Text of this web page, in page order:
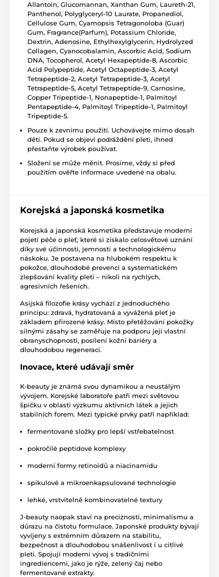
Allantoin, Glucomannan, Xanthan Gum, Laureth-21,
Panthenol, Polyglyceryl-10 Laurate, Propanediol,
Cellulose Gum, Cyamopsis Tetragonoloba (Guar)
Gum, Fragrance(Parfum), Potassium Chloride,
Dextrin, Adenosine, Ethylhexylglycerin, Hydrolyzed
Collagen, Cyanocobalamin, Ascorbic Acid, Sodium
DNA, Tocopherol, Acetyl Hexapeptide-8, Ascorbic
Acid Polypeptide, Acetyl Octapeptide-3, Acetyl
Tetrapeptide-2, Acetyl Tetrapeptide-3, Acetyl
Tetrapeptide-5, Acetyl Tetrapeptide-9, Carnosine,
Copper Tripeptide-1, Nonapeptide-1, Palmitoyl
Pentapeptide-4, Palmitoyl Tripeptide-1, Palmitoyl
Tripeptide-5.
Pouze k zevnímu použití. Uchovávejte mimo dosah
dětí. Pokud se objeví podráždění pleti, ihned
přestaňte výrobek používat.
Složení se může měnit. Prosíme, vždy si před
použitím ověřte informace uvedené na obalu.
Korejská a japonská kosmetika
Korejská a japonská kosmetika představuje moderní
pojetí péče o pleť, které si získalo celosvětové uznání
díky své účinnosti, jemnosti a technologickému
náskoku. Je postavena na hlubokém respektu k
pokožce, dlouhodobé prevenci a systematickém
zlepšování kvality pleti – nikoli na rychlých,
agresivních řešeních.
Asijská filozofie krásy vychází z jednoduchého
principu: zdravá, hydratovaná a vyvážená pleť je
základem přirozené krásy. Místo přetěžování pokožky
silnými zásahy se zaměřuje na podporu její vlastní
obranyschopnosti, posílení kožní bariéry a
dlouhodobou regeneraci.
Inovace, které udávají směr
K-beauty je známá svou dynamikou a neustálým
vývojem. Korejské laboratoře patří mezi světovou
špičku v oblasti výzkumu aktivních látek a jejich
stabilních forem. Mezi typické prvky patří například:
fermentované složky pro lepší vstřebatelnost
pokročilé peptidové komplexy
moderní formy retinoidů a niacinamidu
spikulové a mikroenkapsulované technologie
lehké, vrstvitelně kombinovatelné textury
J-beauty naopak staví na preciznosti, minimalismu a
důrazu na čistotu formulace. Japonské produkty bývají
vyvíjeny s extrémním důrazem na stabilitu,
bezpečnost a dlouhodobou snášenlivost i u citlivé
pleti. Spojují moderní vývoj s tradičními
ingrediencemi, jako je rýže, zelený čaj nebo
fermentované extrakty.